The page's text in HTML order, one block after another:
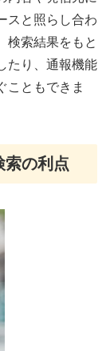
スと照らし合わ
検索結果をもと
たり、通報機能
こともできま
索の利点